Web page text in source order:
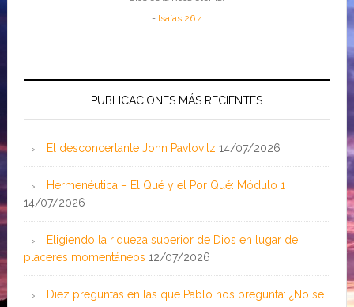
- Isaías 26:4
PUBLICACIONES MÁS RECIENTES
El desconcertante John Pavlovitz 14/07/2026
Hermenéutica – El Qué y el Por Qué: Módulo 1
14/07/2026
Eligiendo la riqueza superior de Dios en lugar de
placeres momentáneos 12/07/2026
Diez preguntas en las que Pablo nos pregunta: ¿No se